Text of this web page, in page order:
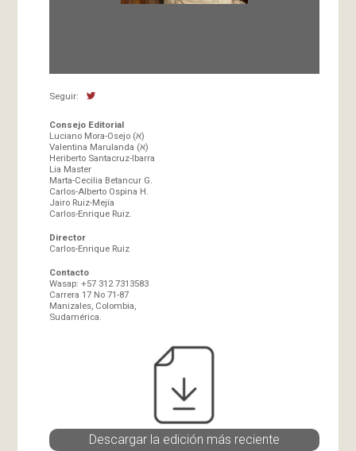
Seguir:
Consejo Editorial
Luciano Mora-Osejo (א)
Valentina Marulanda (א)
Heriberto Santacruz-Ibarra
Lia Master
Marta-Cecilia Betancur G.
Carlos-Alberto Ospina H.
Jairo Ruiz-Mejía
Carlos-Enrique Ruiz.
Director
Carlos-Enrique Ruiz
Contacto
Wasap: +57 312 7313583
Carrera 17 No 71-87
Manizales, Colombia,
Sudamérica.
Descargar la edición más reciente